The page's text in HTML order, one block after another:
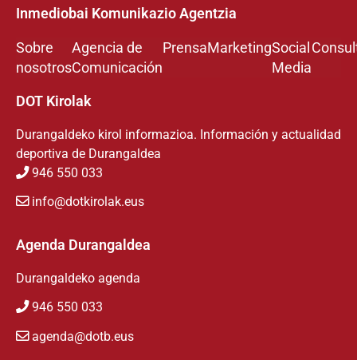
Inmediobai Komunikazio Agentzia
Sobre
nosotros
Agencia de
Comunicación
PrensaMarketingSocial
Media
DOT Kirolak
Durangaldeko kirol informazioa. Información y actualidad
deportiva de Durangaldea
946 550 033
info@dotkirolak.eus
Agenda Durangaldea
Durangaldeko agenda
946 550 033
agenda@dotb.eus